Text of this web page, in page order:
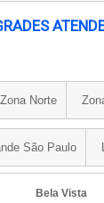
Zona Norte
São Paulo
Bela Vista